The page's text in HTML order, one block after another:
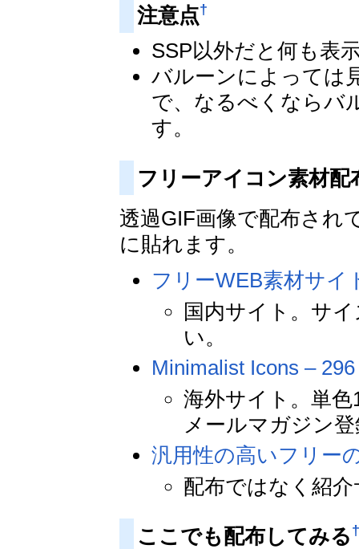
注意点†
SSP以外だと何も表
バルーンによっては
で、なるべくならバ
す。
フリーアイコン素材配
透過GIF画像で配布され
に貼れます。
フリーWEB素材サイ
国内サイト。サ
い。
Minimalist Icons –
海外サイト。単
メールマガジン
汎用性の高いフリー
配布ではなく紹
ここでも配布してみる†